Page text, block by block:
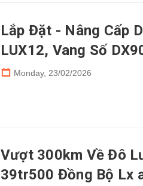
Lắp Đặt - Nâng Cấp
LUX12, Vang Số
Monday, 23/02/2026
Vượt 300km Về Đô
39tr500 Đồng Bộ Lx